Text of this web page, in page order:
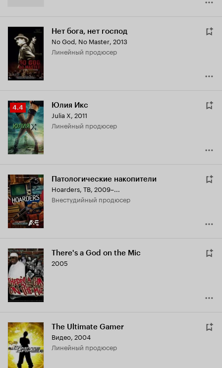
Нет бога, нет господ
No God, No Master, 2013
линейный продюсер
Рейтинг
Кинопоиска
4.4
4.4 Юлия Икс
Julia X, 2011
линейный продюсер
Патологические накопители
Hoarders, ТВ, 2009–...
внестудийный продюсер
There's a God on the Mic
2005
The Ultimate Gamer
Видео, 2004
линейный продюсер